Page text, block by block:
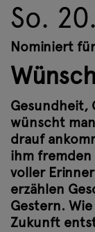
So. 20.
Nominiert
Gesundheit,
wünscht
drauf
ihm
voller
erzählen
Gestern.
Zukunft
Niemand
fremden
beginnen.
aussehen?
hilft ihm
Weitere Infos
Tickets